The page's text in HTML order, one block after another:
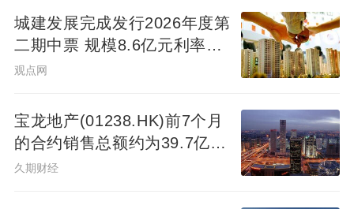
城建发展完成发行2026年度第
二期中票 规模8.6亿元利率
2.14%
观点网
宝龙地产(01238.HK)前7个月
的合约销售总额约为39.7亿元
同比减少7.78%
久期财经